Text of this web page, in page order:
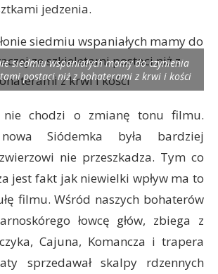
jedzenia.
siedmiu wspaniałych mamy do czynienia
postaci niż z bohaterami z krwi i kości
nie chodzi o zmianę tonu filmu.
Siódemka była bardziej
nie przeszkadza. Tym co
jest fakt jak niewielki wpływ ma to
filmu. Wśród naszych bohaterów
łowcę głów, zbiega z
Cajuna, Komancza i trapera
sprzedawał skalpy rdzennych